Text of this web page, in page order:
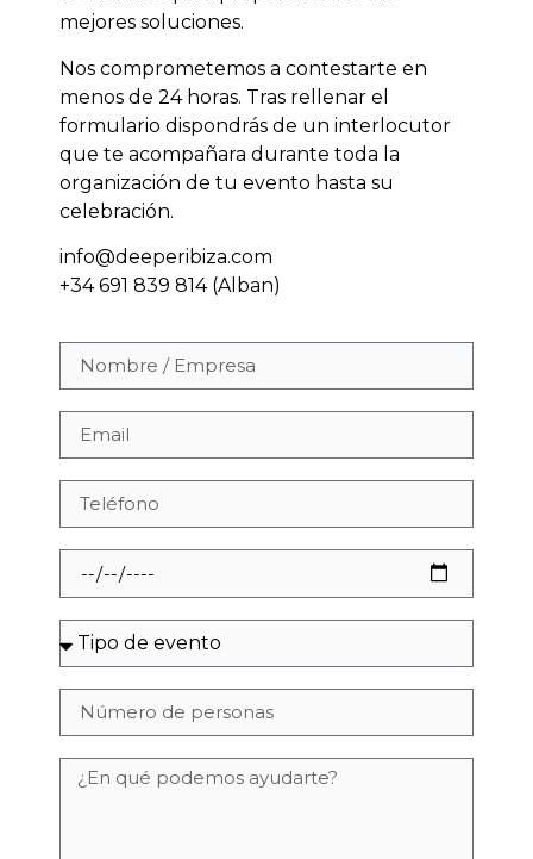
mejores soluciones.
Nos comprometemos a contestarte en
menos de 24 horas. Tras rellenar el
formulario dispondrás de un interlocutor
que te acompañara durante toda la
organización de tu evento hasta su
celebración.
info@deeperibiza.com
+34 691 839 814 (Alban)